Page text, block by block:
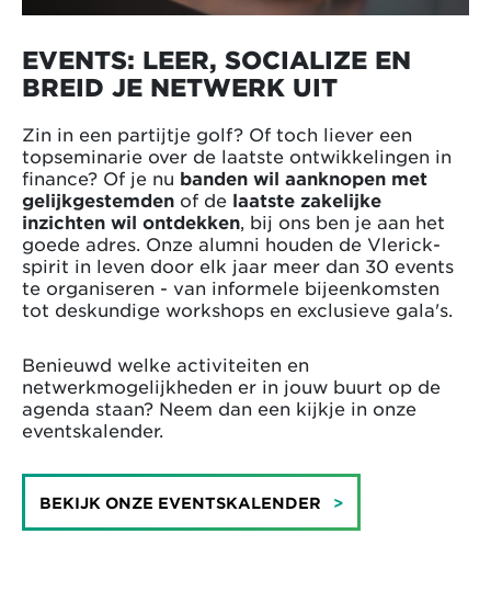
EVENTS: LEER, SOCIALIZE EN
BREID JE NETWERK UIT
Zin in een partijtje golf? Of toch liever een
topseminarie over de laatste ontwikkelingen in
finance? Of je nu banden wil aanknopen met
gelijkgestemden of de laatste zakelijke
inzichten wil ontdekken, bij ons ben je aan het
goede adres. Onze alumni houden de Vlerick-
spirit in leven door elk jaar meer dan 30 events
te organiseren - van informele bijeenkomsten
tot deskundige workshops en exclusieve gala's.
Benieuwd welke activiteiten en
netwerkmogelijkheden er in jouw buurt op de
agenda staan? Neem dan een kijkje in onze
eventskalender.
BEKIJK ONZE EVENTSKALENDER